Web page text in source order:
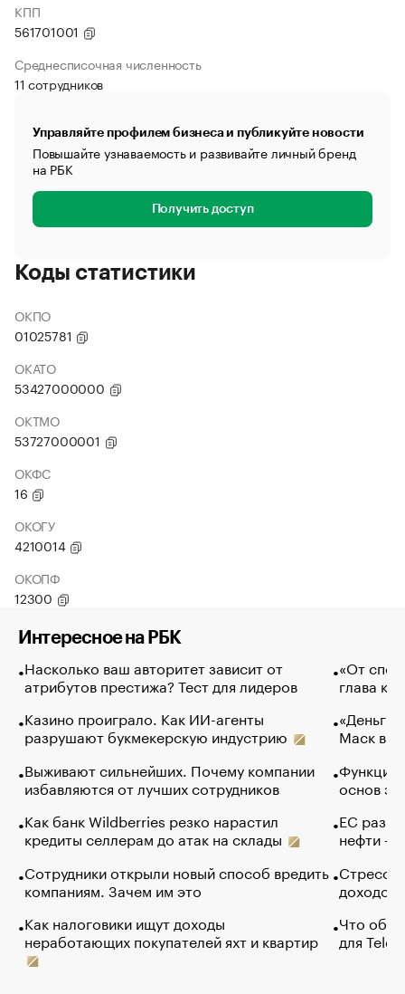
КПП
561701001
Среднесписочная численность
11 сотрудников
Управляйте профилем бизнеса и публикуйте новости
Повышайте узнаваемость и развивайте личный бренд
на РБК
Получить доступ
Коды статистики
ОКПО
01025781
ОКАТО
53427000000
ОКТМО
53727000001
ОКФС
16
ОКОГУ
4210014
ОКОПФ
12300
Интересное на РБК
Насколько ваш авторитет зависит от
атрибутов престижа? Тест для лидеров
Казино проиграло. Как ИИ-агенты
разрушают букмекерскую индустрию
Выживают сильнейших. Почему компании
избавляются от лучших сотрудников
Как банк Wildberries резко нарастил
кредиты селлерам до атак на склады
Сотрудники открыли новый способ вредить
компаниям. Зачем им это
Как налоговики ищут доходы
неработающих покупателей яхт и квартир
«От
глава
«Деньги
Маск в
Функции
основ
ЕС
нефти —
Стресс
доходов
Что
для